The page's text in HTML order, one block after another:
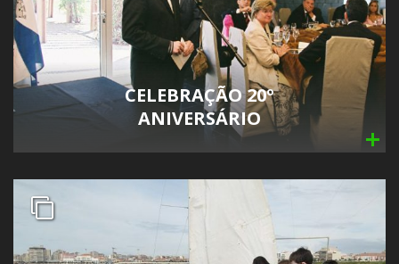
CELEBRAÇÃO 20º
ANIVERSÁRIO